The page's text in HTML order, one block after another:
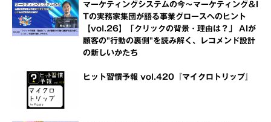
マーケティングシステムの今～マーケティング＆I
Tの実務家集団が語る事業グロースへのヒント
【vol.26】「クリックの背景・理由は？」 AIが
顧客の"行動の裏側"を読み解く、レコメンド設計
の新しいかたち
ヒット習慣予報 vol.420『マイクロトリップ』